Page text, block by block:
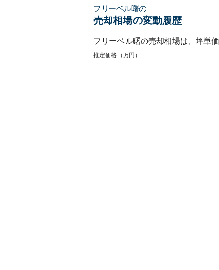
フリーベル曙の
売却相場の変動履歴
フリーベル曙の売却相場は、坪単価
推定価格（万円）